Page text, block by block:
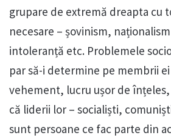
grupare de extremă dreapta cu
necesare – șovinism,
intoleranță etc. Problemele
par să-i determine pe membrii
vehement, lucru ușor de
că liderii lor – socialiști,
sunt persoane ce fac parte din